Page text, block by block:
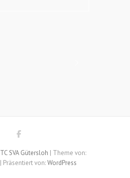
TC SVA Gütersloh | Theme von:
| Präsentiert von:WordPress